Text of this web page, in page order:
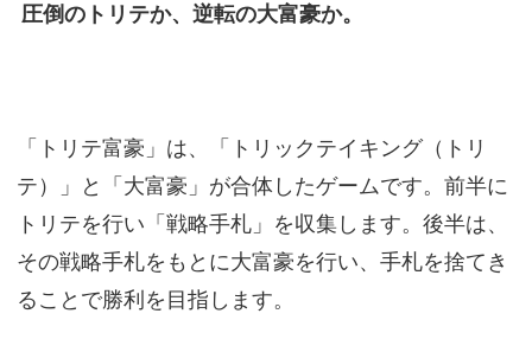
圧倒のトリテか、逆転の大富豪か。
「トリテ富豪」は、「トリックテイキング（トリ
テ）」と「大富豪」が合体したゲームです。前半に
トリテを行い「戦略手札」を収集します。後半は、
その戦略手札をもとに大富豪を行い、手札を捨てき
ることで勝利を目指します。